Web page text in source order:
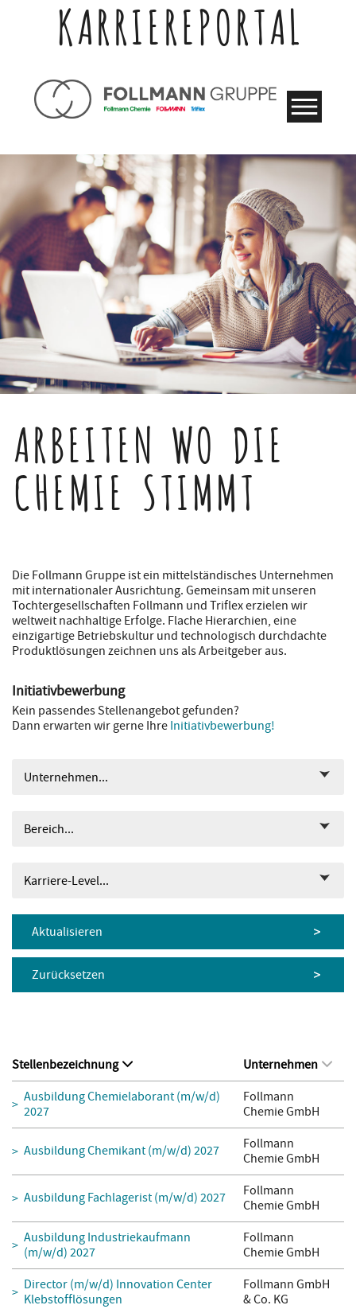
KARRIEREPORTAL
ARBEITEN WO DIE
CHEMIE STIMMT
Die Follmann Gruppe ist ein mittelständisches Unternehmen
mit internationaler Ausrichtung. Gemeinsam mit unseren
Tochtergesellschaften Follmann und Triflex erzielen wir
weltweit nachhaltige Erfolge. Flache Hierarchien, eine
einzigartige Betriebskultur und technologisch durchdachte
Produktlösungen zeichnen uns als Arbeitgeber aus.
Unternehmen...
Bereich...
Karriere-Level...
Aktualisieren
Zurücksetzen
Initiativbewerbung
Kein passendes Stellenangebot gefunden?
Dann erwarten wir gerne Ihre Initiativbewerbung!
Stellenbezeichnung
Unternehmen
Ausbildung Chemielaborant (m/w/d)
2027
Follmann
Chemie GmbH
Ausbildung Chemikant (m/w/d) 2027
Follmann
Chemie GmbH
Ausbildung Fachlagerist (m/w/d) 2027
Follmann
Chemie GmbH
Ausbildung Industriekaufmann
(m/w/d) 2027
Follmann
Chemie GmbH
Director (m/w/d) Innovation Center
Klebstofflösungen
Follmann GmbH
& Co. KG